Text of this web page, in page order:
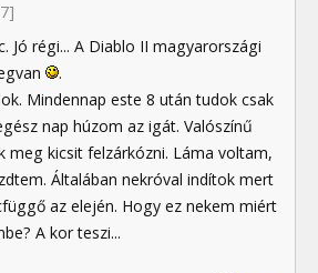
Jó régi... A Diablo II magyarországi
.
Mindennap este 8 után tudok csak
nap húzom az igát. Valószínű
meg kicsit felzárkózni. Láma voltam,
Általában nekróval indítok mert
az elején. Hogy ez nekem miért
A kor teszi...